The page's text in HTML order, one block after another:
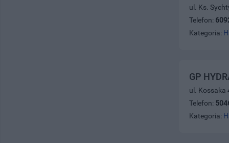
ul. Ks.
Telefon:
Kategoria:
GP
ul. Kossaka
Telefon:
Kategoria: